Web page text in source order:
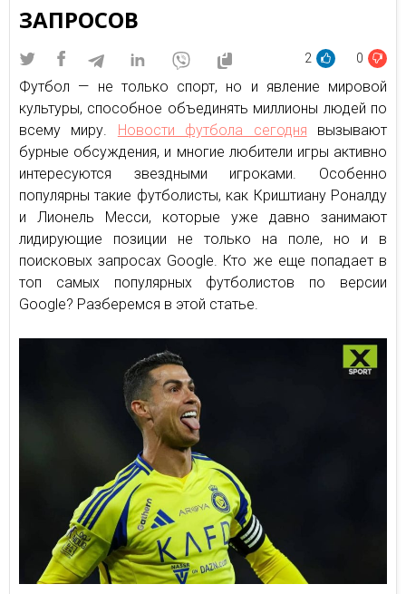
ЗАПРОСОВ
2 0
Футбол — не только спорт, но и явление мировой
культуры, способное объединять миллионы людей по
всему миру. Новости футбола сегодня вызывают
бурные обсуждения, и многие любители игры активно
интересуются звездными игроками. Особенно
популярны такие футболисты, как Криштиану Роналду
и Лионель Месси, которые уже давно занимают
лидирующие позиции не только на поле, но и в
поисковых запросах Google. Кто же еще попадает в
топ самых популярных футболистов по версии
Google? Разберемся в этой статье.